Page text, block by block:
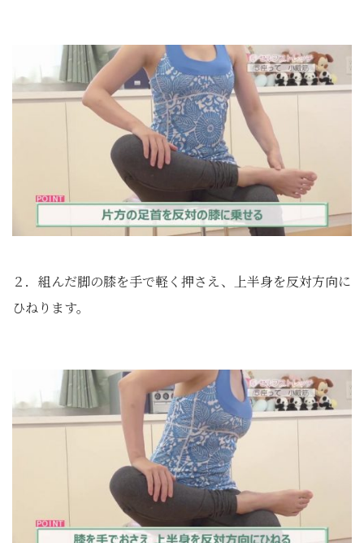
２．組んだ脚の膝を手で軽く押さえ、上半身を反対方向に
ひねります。